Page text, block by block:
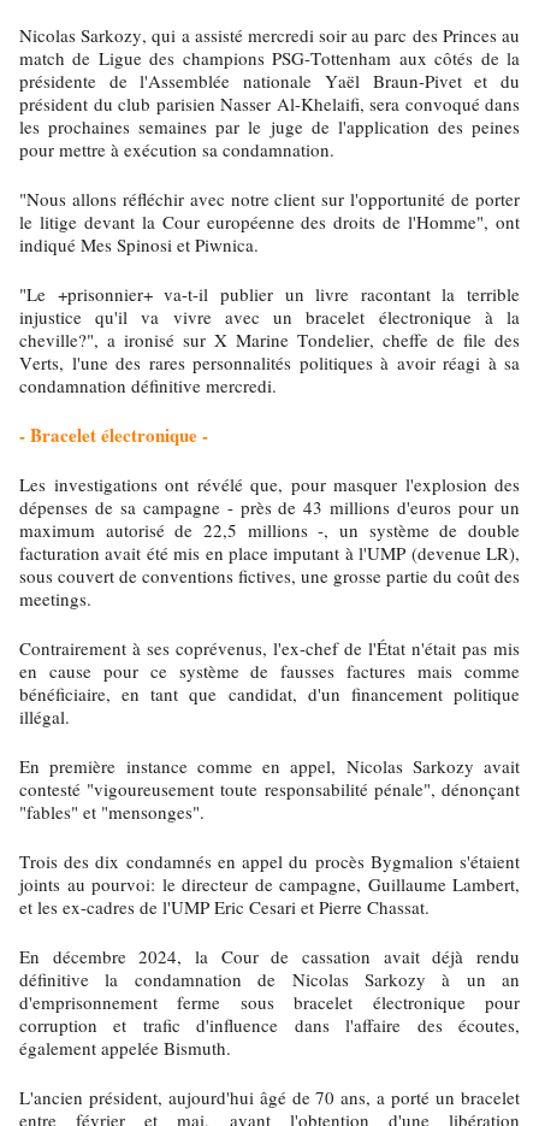
Nicolas Sarkozy, qui a assisté mercredi soir au parc des Princes au
match de Ligue des champions PSG-Tottenham aux côtés de la
présidente de l'Assemblée nationale Yaël Braun-Pivet et du
président du club parisien Nasser Al-Khelaifi, sera convoqué dans
les prochaines semaines par le juge de l'application des peines
pour mettre à exécution sa condamnation.
"Nous allons réfléchir avec notre client sur l'opportunité de porter
le litige devant la Cour européenne des droits de l'Homme", ont
indiqué Mes Spinosi et Piwnica.
"Le +prisonnier+ va-t-il publier un livre racontant la terrible
injustice qu'il va vivre avec un bracelet électronique à la
cheville?", a ironisé sur X Marine Tondelier, cheffe de file des
Verts, l'une des rares personnalités politiques à avoir réagi à sa
condamnation définitive mercredi.
- Bracelet électronique -
Les investigations ont révélé que, pour masquer l'explosion des
dépenses de sa campagne - près de 43 millions d'euros pour un
maximum autorisé de 22,5 millions -, un système de double
facturation avait été mis en place imputant à l'UMP (devenue LR),
sous couvert de conventions fictives, une grosse partie du coût des
meetings.
Contrairement à ses coprévenus, l'ex-chef de l'État n'était pas mis
en cause pour ce système de fausses factures mais comme
bénéficiaire, en tant que candidat, d'un financement politique
illégal.
En première instance comme en appel, Nicolas Sarkozy avait
contesté "vigoureusement toute responsabilité pénale", dénonçant
"fables" et "mensonges".
Trois des dix condamnés en appel du procès Bygmalion s'étaient
joints au pourvoi: le directeur de campagne, Guillaume Lambert,
et les ex-cadres de l'UMP Eric Cesari et Pierre Chassat.
En décembre 2024, la Cour de cassation avait déjà rendu
définitive la condamnation de Nicolas Sarkozy à un an
d'emprisonnement ferme sous bracelet électronique pour
corruption et trafic d'influence dans l'affaire des écoutes,
également appelée Bismuth.
L'ancien président, aujourd'hui âgé de 70 ans, a porté un bracelet
entre février et mai, avant l'obtention d'une libération